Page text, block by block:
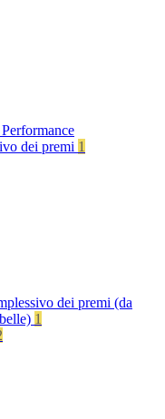
dei premi 1
dei premi (da
1